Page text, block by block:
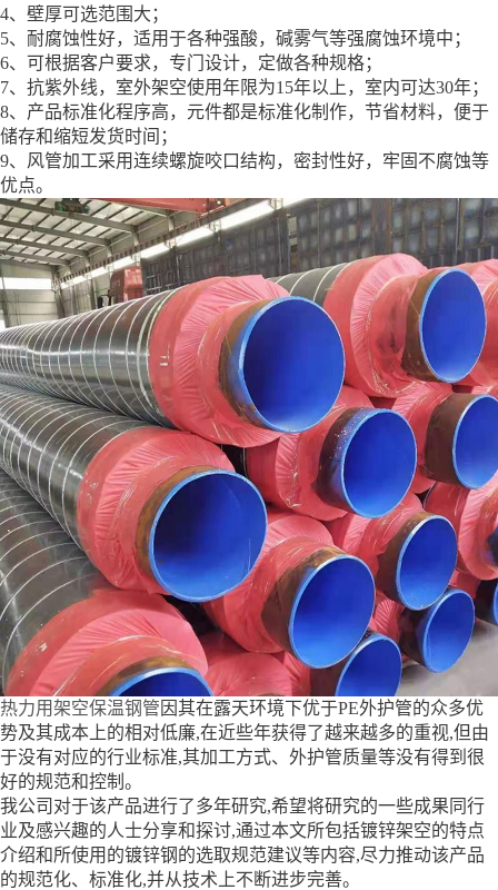
4、壁厚可选范围大；
5、耐腐蚀性好，适用于各种强酸，碱雾气等强腐蚀环境中；
6、可根据客户要求，专门设计，定做各种规格；
7、抗紫外线，室外架空使用年限为15年以上，室内可达30年；
8、产品标准化程序高，元件都是标准化制作，节省材料，便于
储存和缩短发货时间；
9、风管加工采用连续螺旋咬口结构，密封性好，牢固不腐蚀等
优点。
热力用架空保温钢管 因其在露天环境下优于PE外护管的众多优
势及其成本上的相对低廉,在近些年获得了越来越多的重视,但由
于没有对应的行业标准,其加工方式、外护管质量等没有得到很
好的规范和控制。
我公司对于该产品进行了多年研究,希望将研究的一些成果同行
业及感兴趣的人士分享和探讨,通过本文所包括镀锌架空的特点
介绍和所使用的镀锌钢的选取规范建议等内容,尽力推动该产品
的规范化、标准化,并从技术上不断进步完善。